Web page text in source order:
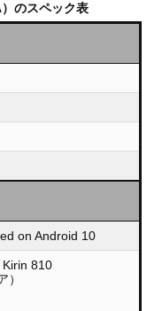
のスペック表
on Android 10
Kirin 810
）